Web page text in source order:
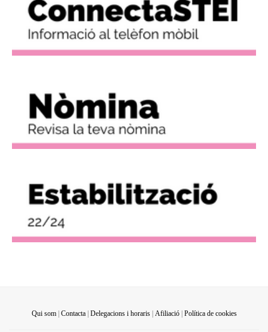
Qui som| Contacta| Delegacions i horaris| Afiliació| Política de cookies